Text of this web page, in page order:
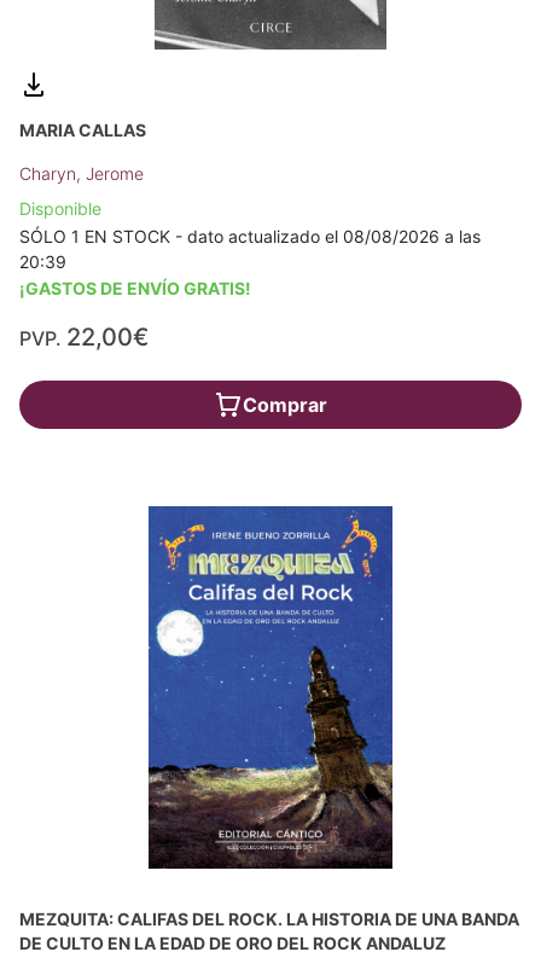
MARIA CALLAS
Charyn, Jerome
Disponible
SÓLO 1 EN STOCK - dato actualizado el 08/08/2026 a las
20:39
¡GASTOS DE ENVÍO GRATIS!
PVP. 22,00€
Comprar
MEZQUITA: CALIFAS DEL ROCK. LA HISTORIA DE UNA BANDA
DE CULTO EN LA EDAD DE ORO DEL ROCK ANDALUZ